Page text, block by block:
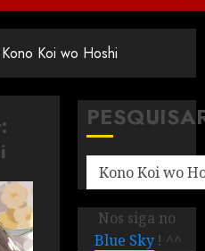
Koi wo Hoshi
Nos siga no
Blue Sky ! ^^